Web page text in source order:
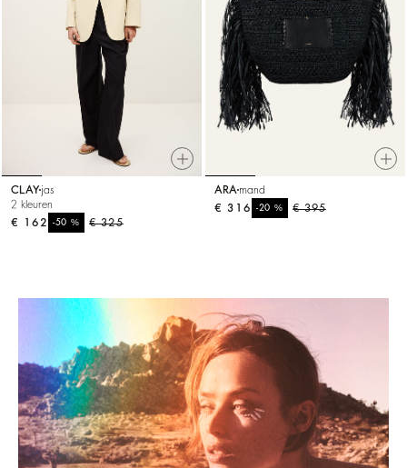
CLAY jas
2 kleuren
€ 325
-50%
€ 162
ARA mand
€ 395
-20%
€ 316